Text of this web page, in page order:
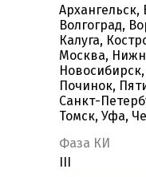
Волгоград,
Калуга,
Москва,
Починок,
Санкт-
Томск, Уфа,
Фаза КИ